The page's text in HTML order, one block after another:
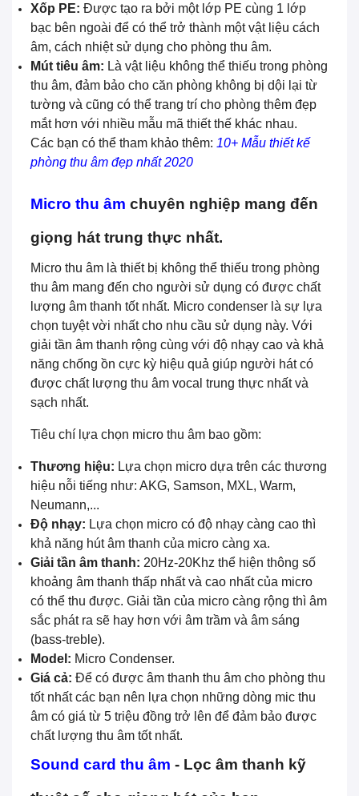
Xốp PE: Được tạo ra bởi một lớp PE cùng 1 lớp
bạc bên ngoài để có thể trở thành một vật liệu cách
âm, cách nhiệt sử dụng cho phòng thu âm.
Mút tiêu âm: Là vật liệu không thể thiếu trong phòng
thu âm, đảm bảo cho căn phòng không bị dội lại từ
tường và cũng có thể trang trí cho phòng thêm đẹp
mắt hơn với nhiều mẫu mã thiết thế khác nhau.
Các bạn có thể tham khảo thêm: 10+ Mẫu thiết kế
phòng thu âm đẹp nhất 2020
Micro thu âm chuyên nghiệp mang đến
giọng hát trung thực nhất.
Micro thu âm là thiết bị không thể thiếu trong phòng
thu âm mang đến cho người sử dụng có được chất
lượng âm thanh tốt nhất. Micro condenser là sự lựa
chọn tuyệt vời nhất cho nhu cầu sử dụng này. Với
giải tần âm thanh rộng cùng với độ nhạy cao và khả
năng chống ồn cực kỳ hiệu quả giúp người hát có
được chất lượng thu âm vocal trung thực nhất và
sạch nhất.
Tiêu chí lựa chọn micro thu âm bao gồm:
Thương hiệu: Lựa chọn micro dựa trên các thương
hiệu nỗi tiếng như: AKG, Samson, MXL, Warm,
Neumann,...
Độ nhạy: Lựa chọn micro có độ nhạy càng cao thì
khả năng hút âm thanh của micro càng xa.
Giải tần âm thanh: 20Hz-20Khz thể hiện thông số
khoảng âm thanh thấp nhất và cao nhất của micro
có thể thu được. Giải tần của micro càng rộng thì âm
sắc phát ra sẽ hay hơn với âm trầm và âm sáng
(bass-treble).
Model: Micro Condenser.
Giá cả: Để có được âm thanh thu âm cho phòng thu
tốt nhất các bạn nên lựa chọn những dòng mic thu
âm có giá từ 5 triệu đồng trở lên để đảm bảo được
chất lượng thu âm tốt nhất.
Sound card thu âm - Lọc âm thanh kỹ